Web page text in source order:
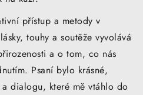
přístup a metody v
touhy a soutěže vyvolává
a o tom, co nás
Psaní bylo krásné,
dialogu, které mě vtáhlo do